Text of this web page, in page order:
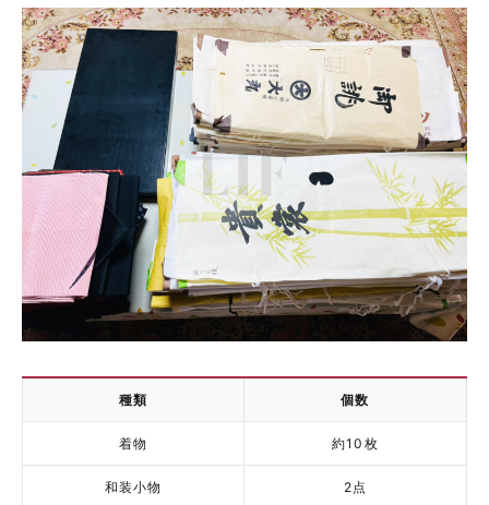
種類 個数
着物 約10枚
和装小物 2点